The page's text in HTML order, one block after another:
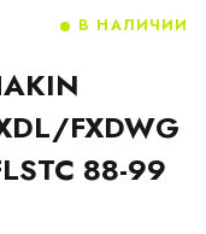
FXDWG
88-99
В НАЛИЧИИ